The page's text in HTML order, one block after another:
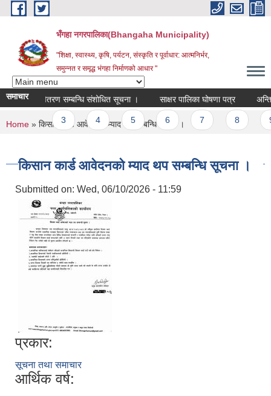
Skip to main content
भँगहा नगरपालिका(Bhangaha Municipality)
"शिक्षा, स्वास्थ्य, कृषि, पर्यटन, संस्कृति र पूर्वाधार: आत्मनिर्भर,
समुन्नत र समृद्ध भंगहा निर्माणको आधार "
समाचार
सूरक्षा वितरण सम्बन्धि संशोधित सूचना । साक्षर पालिका घोषणा पत्र अन्तिम
3 4 5 6
You are here
Home » किसान कार्ड आवेदनको म्याद थप सम्बन्धि सूचना ।
किसान कार्ड आवेदनको म्याद थप सम्बन्धि सूचना ।
Submitted on: Wed, 06/10/2026 - 11:59
प्रकार:
सूचना तथा समाचार
आर्थिक वर्ष: